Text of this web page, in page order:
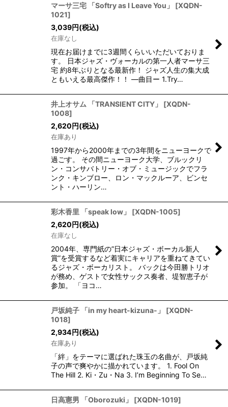
マーサ三宅 「Softry as I Leave You」 [XQDN-
1021]
3,039円(税込)
在庫なし
現在お届けまでに3週間くらいいただいておりま
す。 日本ジャズ・ヴォーカルの第一人者マーサ三
宅 約8年ぶりとなる最新作！ ジャズ人生の集大成
ともいえる最高傑作！！ —曲目ー 1.Try…
井上オサム 「TRANSIENT CITY」 [XQDN-
1008]
2,620円(税込)
在庫あり
1997年から2000年までの3年間をニューヨークで
過ごす。 その間ニューヨーク大学、ブルックリ
ン・コンサバトリー・オブ・ミュージックでフラ
ンク・キンブロー、ロン・マックルーア、ビンセ
ント・ハーリン…
彩木香里 「speak low」 [XQDN-1005]
2,620円(税込)
在庫なし
2004年、専門紙の”日本ジャズ・ボーカル新人
賞”を受賞するなど着実にキャリアを重ねてきてい
るジャズ・ボーカリスト。 バックは今田勝トリオ
が務め、ゲストで女性サックス奏者、堤智恵子が
参加。 「ヨコ…
戸坂純子 「in my heart-kizuna-」 [XQDN-
1018]
2,934円(税込)
在庫あり
「絆」をテーマに選ばれた珠玉の名曲が、戸坂純
子の声で爽やかに描かれています。 1. Fool On
The Hill 2. Ki・Zu・Na 3. I’m Beginning To Se…
日高憲男 「Oborozuki」 [XQDN-1019]